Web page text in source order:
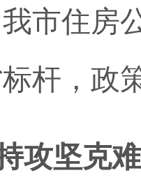
我市住房
杆，政
攻坚克